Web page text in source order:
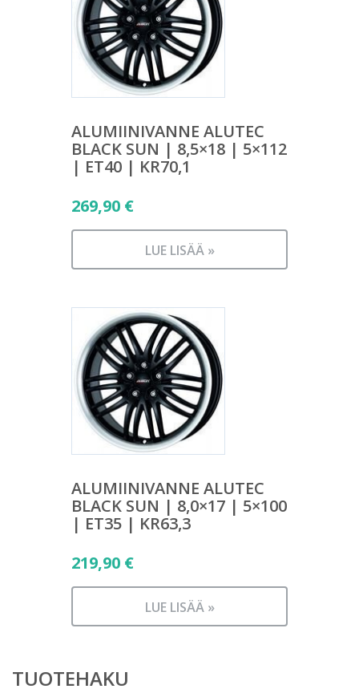
ALUMIINIVANNE ALUTEC
BLACK SUN | 8,5×18 | 5×112
| ET40 | KR70,1
269,90 €
LUE LISÄÄ »
ALUMIINIVANNE ALUTEC
BLACK SUN | 8,0×17 | 5×100
| ET35 | KR63,3
219,90 €
LUE LISÄÄ »
TUOTEHAKU